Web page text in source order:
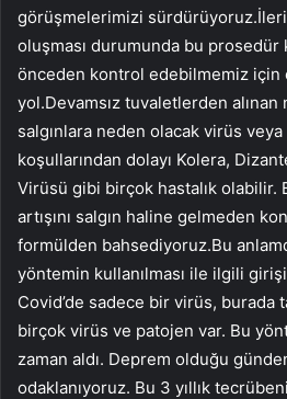
görüşmelerimizi
oluşması durumunda bu prosedür
önceden kontrol edebilmemiz için
yol.Devamsız tuvaletlerden alınan
salgınlara neden olacak virüs
koşullarından dolayı Kolera,
Virüsü gibi birçok hastalık olabilir.
artışını salgın haline gelmeden
formülden bahsediyoruz.Bu
yöntemin kullanılması ile ilgili
Covid’de sadece bir virüs, burada
birçok virüs ve patojen var. Bu
zaman aldı. Deprem olduğu
odaklanıyoruz. Bu 3 yıllık